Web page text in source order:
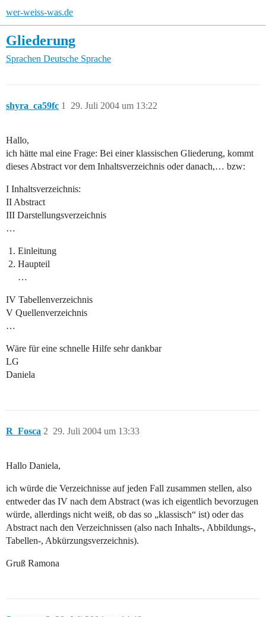
wer-weiss-was.de
Gliederung
Sprachen Deutsche Sprache
shyra_ca59fc 29. Juli 2004 um 13:22
1
Hallo,
ich hätte mal eine Frage: Bei einer klassischen Gliederung, kommt
dieses Abstract vor dem Inhaltsverzeichnis oder danach,… bzw:
I Inhaltsverzeichnis:
II Abstract
III Darstellungsverzeichnis
…
Einleitung
Haupteil
…
IV Tabellenverzeichnis
V Quellenverzeichnis
…
Wäre für eine schnelle Hilfe sehr dankbar
LG
Daniela
R_Fosca 29. Juli 2004 um 13:33
2
Hallo Daniela,
ich würde die Verzeichnisse auf jeden Fall zusammen stellen, also
entweder das IV nach dem Abstract (was ich eigentlich bevorzugen
würde, allerdings nicht weiß, ob das so „klassisch“ ist) oder das
Abstract nach den Verzeichnissen (also nach Inhalts-, Abbildungs-,
Tabellen-, Abkürzungsverzeichnis).
Gruß Ramona